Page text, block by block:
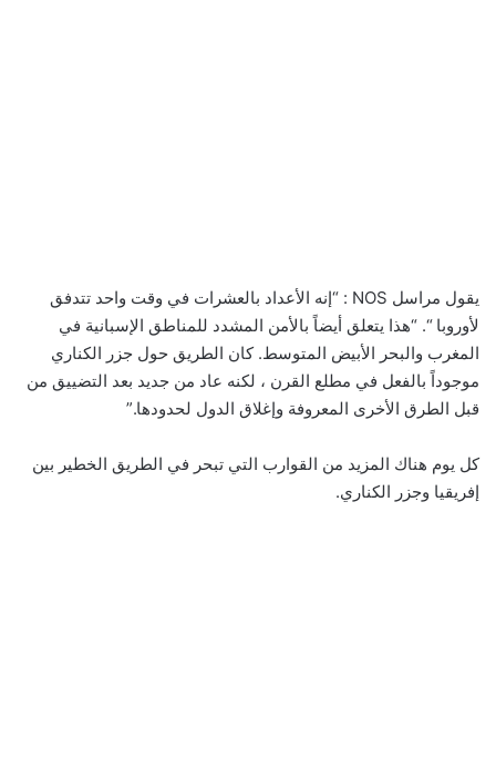
يقول مراسل NOS : “إنه الأعداد بالعشرات في وقت واحد تتدفق
لأوروبا “. “هذا يتعلق أيضاً بالأمن المشدد للمناطق الإسبانية في
المغرب والبحر الأبيض المتوسط. كان الطريق حول جزر الكناري
موجوداً بالفعل في مطلع القرن ، لكنه عاد من جديد بعد التضييق من
قبل الطرق الأخرى المعروفة وإغلاق الدول لحدودها.”
كل يوم هناك المزيد من القوارب التي تبحر في الطريق الخطير بين
إفريقيا وجزر الكناري.